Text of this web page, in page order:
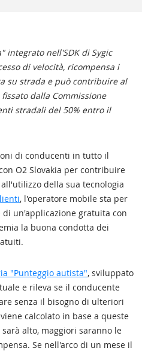
integrato nell'SDK di Sygic
di velocità, ricompensa i
su strada e può contribuire al
dalla Commissione
stradali del 50% entro il
di conducenti in tutto il
O2 Slovakia per contribuire
della sua tecnologia
, l'operatore mobile sta per
un'applicazione gratuita con
la buona condotta dei
"Punteggio autista", sviluppato
e rileva se il conducente
senza il bisogno di ulteriori
calcolato in base a queste
alto, maggiori saranno le
Se nell'arco di un mese il